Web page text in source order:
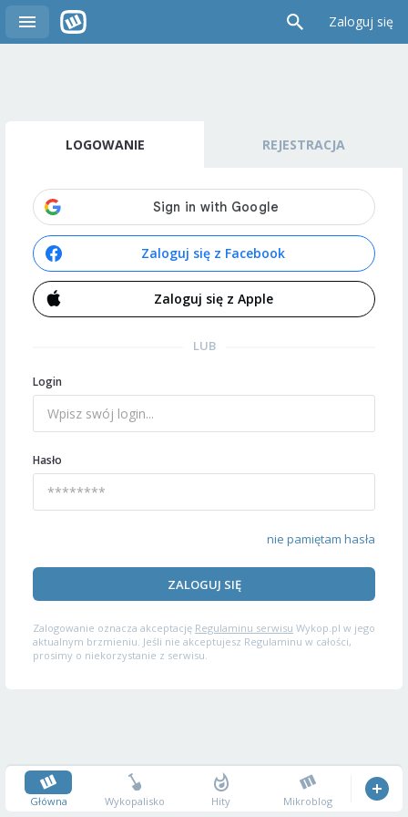
Zaloguj się
LOGOWANIE REJESTRACJA
Zaloguj się z Facebook
Zaloguj się z Apple
LUB
Login
Hasło
nie pamiętam hasła
ZALOGUJ SIĘ
Zalogowanie oznacza akceptację Regulaminu serwisu Wykop.pl w jego
aktualnym brzmieniu. Jeśli nie akceptujesz Regulaminu w całości,
prosimy o niekorzystanie z serwisu.
Główna Wykopalisko Hity Mikroblog